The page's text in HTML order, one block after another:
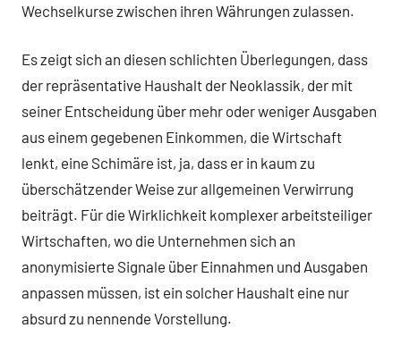
Wechselkurse zwischen ihren Währungen zulassen.
Es zeigt sich an diesen schlichten Überlegungen, dass
der repräsentative Haushalt der Neoklassik, der mit
seiner Entscheidung über mehr oder weniger Ausgaben
aus einem gegebenen Einkommen, die Wirtschaft
lenkt, eine Schimäre ist, ja, dass er in kaum zu
überschätzender Weise zur allgemeinen Verwirrung
beiträgt. Für die Wirklichkeit komplexer arbeitsteiliger
Wirtschaften, wo die Unternehmen sich an
anonymisierte Signale über Einnahmen und Ausgaben
anpassen müssen, ist ein solcher Haushalt eine nur
absurd zu nennende Vorstellung.